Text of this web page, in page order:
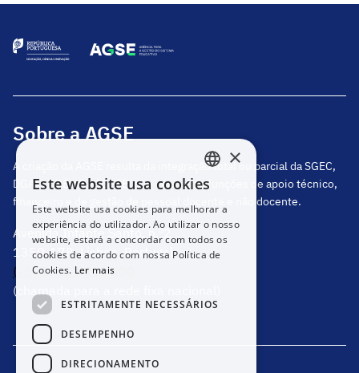
Sobre a AGSE
A criação da AGSE resulta da integração total ou parcial da SGEC,
DGAE, DGEstE e IGeFE, que centraliza funções de apoio técnico,
financeiro e de gestão de pessoal docente e não docente.
Avenida Infante Santo, n.º2
1350-178, Lisboa, Portugal
(+351) 217 811 600
(chamada para a rede fixa nacional)
PORTUGUESE
ENGLISH
×
Este website usa cookies
Este website usa cookies para melhorar a
experiência do utilizador. Ao utilizar o nosso
website, estará a concordar com todos os
cookies de acordo com nossa Política de
Cookies. Ler mais
ESTRITAMENTE NECESSÁRIOS
DESEMPENHO
DIRECIONAMENTO